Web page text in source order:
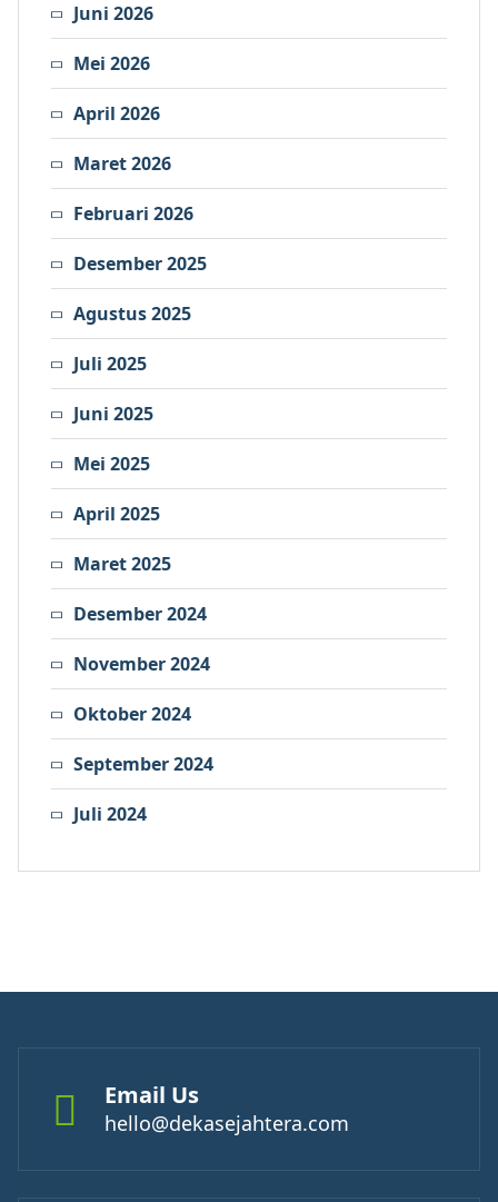
Juni 2026
Mei 2026
April 2026
Maret 2026
Februari 2026
Desember 2025
Agustus 2025
Juli 2025
Juni 2025
Mei 2025
April 2025
Maret 2025
Desember 2024
November 2024
Oktober 2024
September 2024
Juli 2024
Email Us
hello@dekasejahtera.com